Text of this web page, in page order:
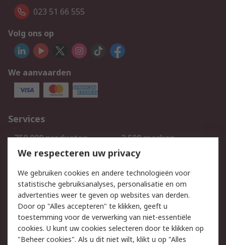
023 51 66 555
Volg ons op
We aanvaarden
Services
750.000 producten
2.500 merken
Bestellen
Inkoopoplossingen
Track & Trace
Wettelijk
Cookiebeleid
Email veiligheid
Privacybeleid
Websitevoorwaarden
We respecteren uw privacy
We gebruiken cookies en andere technologieën voor
statistische gebruiksanalyses, personalisatie en om
advertenties weer te geven op websites van derden.
Door op "Alles accepteren" te klikken, geeft u
toestemming voor de verwerking van niet-essentiële
cookies. U kunt uw cookies selecteren door te klikken op
"Beheer cookies". Als u dit niet wilt, klikt u op "Alles